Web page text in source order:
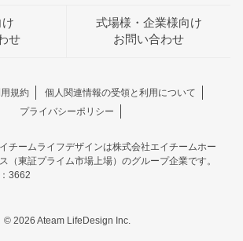
せ
式場様・企業様向け
お問い合わせ
規約
個人関連情報の受領と利用について
プライバシーポリシー
チームライフデザインは株式会社エイチームホー
（東証プライム市場上場）のグループ企業です。
3662
© 2026 Ateam LifeDesign Inc.